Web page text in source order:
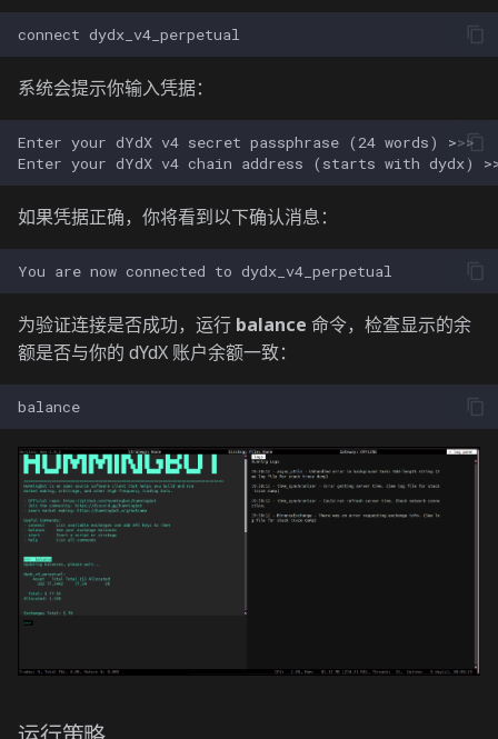
connect
系统会提示你输入凭据：
如果凭据正确，你将看到以下确认消息：
You are now connected to
为验证连接是否成功，运行 balance 命令，检查显示的余
额是否与你的 dYdX 账户余额一致：